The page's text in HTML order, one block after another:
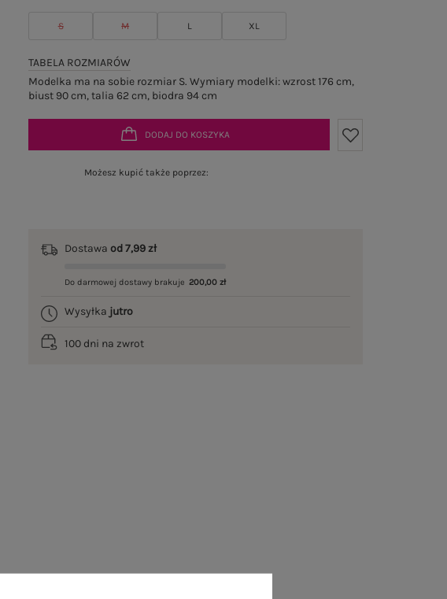
S M L XL
TABELA ROZMIARÓW
Modelka ma na sobie rozmiar S. Wymiary modelki: wzrost 176 cm,
biust 90 cm, talia 62 cm, biodra 94 cm
DODAJ DO KOSZYKA
Możesz kupić także poprzez:
Dostawaod 7,99 zł
Do darmowej dostawy brakuje 200,00 zł
Wysyłka jutro
100 dni na zwrot